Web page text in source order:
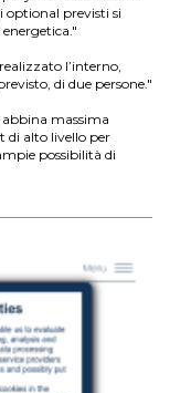
optional previsti si
l’interno,
di due persone."
massima
di alto livello per
possibilità di